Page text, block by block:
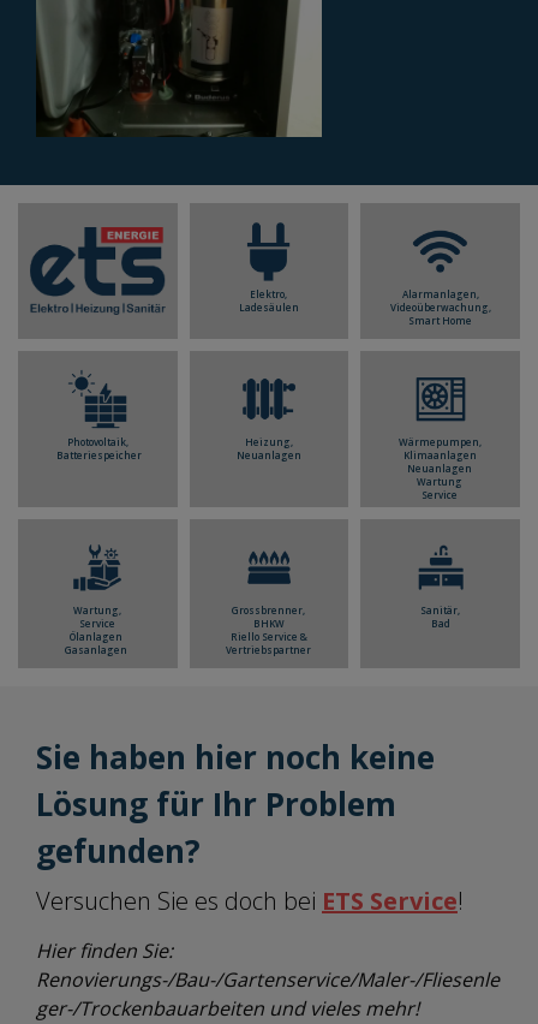
Elektro,
Ladesäulen
Alarmanlagen,
Videoüberwachung,
Smart Home
Photovoltaik,
Batteriespeicher
Heizung,
Neuanlagen
Wärmepumpen,
Klimaanlagen
Neuanlagen
Wartung
Service
Wartung,
Service
Ölanlagen
Gasanlagen
Grossbrenner,
BHKW
Riello Service &
Vertriebspartner
Sanitär,
Bad
Sie haben hier noch keine
Lösung für Ihr Problem
gefunden?
Versuchen Sie es doch bei ETS Service!
Hier finden Sie:
Renovierungs-/Bau-/Gartenservice/Maler-/Fliesenle
ger-/Trockenbauarbeiten und vieles mehr!